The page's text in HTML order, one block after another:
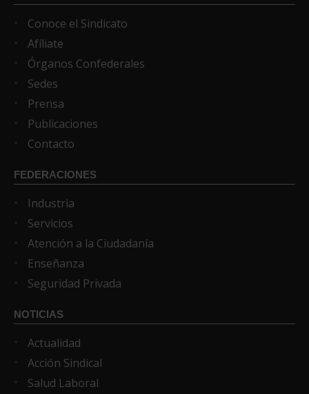
Conoce el Sindicato
Afíliate
Órganos Confederales
Sedes
Prensa
Publicaciones
Contacto
FEDERACIONES
Industria
Servicios
Atención a la Ciudadanía
Enseñanza
Seguridad Privada
NOTICIAS
Actualidad
Acción Sindical
Salud Laboral